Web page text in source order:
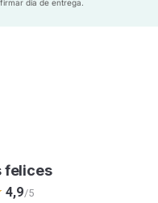
el tablero, que
día de entrega.
felices
4,9/5